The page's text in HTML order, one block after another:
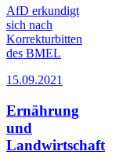
AfD erkundigt
sich nach
Korrekturbitten
des BMEL
15.09.2021
Ernährung
und
Landwirtschaft